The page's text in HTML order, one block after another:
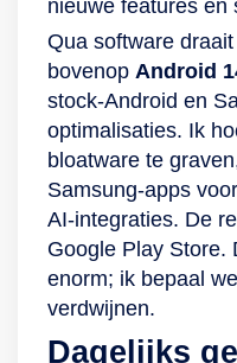
nieuwe features en
Qua software
bovenop Android
stock‑Android en
optimalisaties. Ik
bloatware te
Samsung‑apps
AI‑integraties. De
Google Play Store.
enorm; ik bepaal
verdwijnen.
Dagelijks